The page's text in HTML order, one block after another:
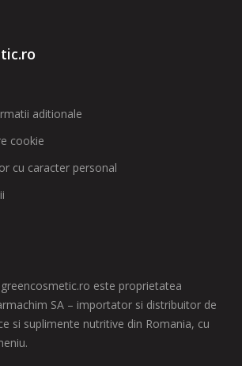
aditionale
cookie
cu caracter personal
este proprietatea
SA – importator si distribuitor de
si suplimente nutritive din Romania, cu